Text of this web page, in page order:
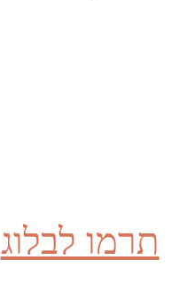
תרמו לבלוג